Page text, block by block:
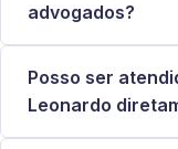
advogados?
Posso ser
Leonardo